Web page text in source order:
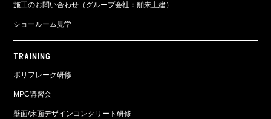
施工のお問い合わせ（グループ会社：舶来土建）
ショールーム見学
TRAINING
ポリフレーク研修
MPC講習会
壁面/床面デザインコンクリート研修